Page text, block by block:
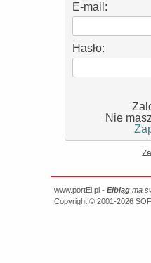
E-mail:
Hasło:
Nie
www.portEl.pl - Elbląg ma
Copyright © 2001-2026